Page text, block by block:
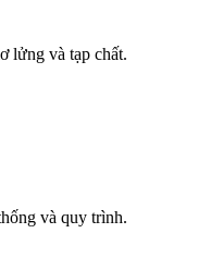
lửng và tạp chất.
và quy trình.